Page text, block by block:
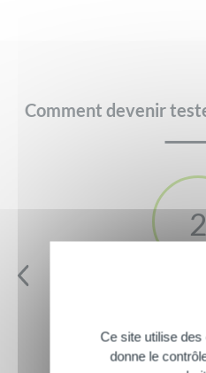
Comment devenir
2
chez vous
en
Ce site utilise
donne le